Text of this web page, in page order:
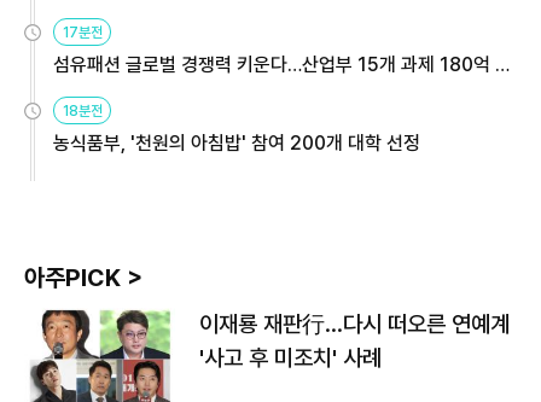
용해야
17분전
섬유패션 글로벌 경쟁력 키운다…산업부 15개 과제 180억 지
원
18분전
농식품부, '천원의 아침밥' 참여 200개 대학 선정
아주PICK >
이재룡 재판行…다시 떠오른 연예계
'사고 후 미조치' 사례